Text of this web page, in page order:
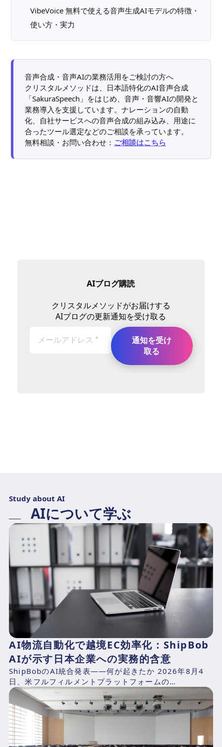
VibeVoice 無料で使える音声生成AIモデルの特徴・
使い方・実力
音声合成・音声AIの業務活用をご検討の方へ
クリスタルメソッドは、日本語特化のAI音声合成
「SakuraSpeech」をはじめ、音声・音響AIの開発と
業務導入を支援しています。ナレーションの自動
化、自社サービスへの音声合成の組み込み、用途に
合ったツール選定などのご相談を承っています。
無料相談・お問い合わせ： ご相談はこちら
AIブログ購読
クリスタルメソッドがお届けする
AIブログの更新通知を受け取る
Study about AI
AIについて学ぶ
AI物流自動化で越境EC効率化：ShipBob
AIが示す日本企業への実務的含意
ShipBobのAI統合発表——何が起きたか 2026年8月4
日、米フルフィルメントプラットフォームの
ShipBob（本社：シカゴ、2014年創業、CEO：Dh...